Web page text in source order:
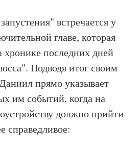
встречается у
главе, которая
последних дней
Подводя итог своим
прямо указывает
им событий, когда на
должно прийти
справедливое: